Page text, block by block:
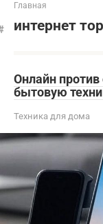
Главная
интернет
Онлайн
бытовую
Техника для дома